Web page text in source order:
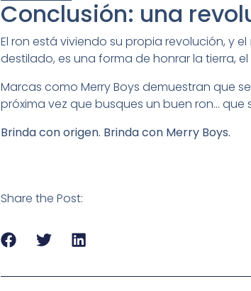
Conclusión: una
El ron está viviendo su propia revolución, y el
destilado, es una forma de honrar la tierra,
Marcas como Merry Boys demuestran que
próxima vez que busques un buen ron… que
Brinda con origen. Brinda con Merry Boys.
Share the Post: